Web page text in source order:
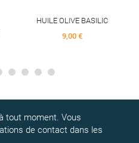
HUILE OLIVE BASILIC
9,00 €
tout moment. Vous
de contact dans les